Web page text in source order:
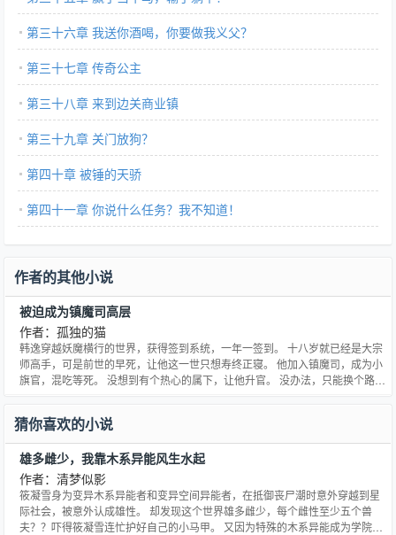
第三十六章 我送你酒喝，你要做我义父？
第三十七章 传奇公主
第三十八章 来到边关商业镇
第三十九章 关门放狗？
第四十章 被锤的天骄
第四十一章 你说什么任务？我不知道！
作者的其他小说
被迫成为镇魔司高层
作者：孤独的猫
韩逸穿越妖魔横行的世界，获得签到系统，一年一签到。 十八岁就已经是大宗
师高手，可是前世的早死，让他这一世只想寿终正寝。 他加入镇魔司，成为小
旗官，混吃等死。 没想到有个热心的属下，让他升官。 没办法，只能换个路，
猜你喜欢的小说
雄多雌少，我靠木系异能风生水起
作者：清梦似影
筱凝雪身为变异木系异能者和变异空间异能者，在抵御丧尸潮时意外穿越到星
际社会，被意外认成雄性。 却发现这个世界雄多雌少，每个雌性至少五个兽
夫？？吓得筱凝雪连忙护好自己的小马甲。 又因为特殊的木系异能成为学院的